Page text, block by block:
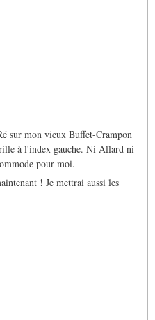
sur mon vieux Buffet-Crampon
à l'index gauche. Ni Allard ni
pour moi.
! Je mettrai aussi les